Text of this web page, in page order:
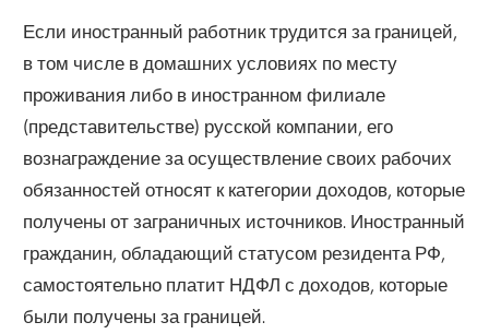
Если иностранный работник трудится за границей,
в том числе в домашних условиях по месту
проживания либо в иностранном филиале
(представительстве) русской компании, его
вознаграждение за осуществление своих рабочих
обязанностей относят к категории доходов, которые
получены от заграничных источников. Иностранный
гражданин, обладающий статусом резидента РФ,
самостоятельно платит НДФЛ с доходов, которые
были получены за границей.